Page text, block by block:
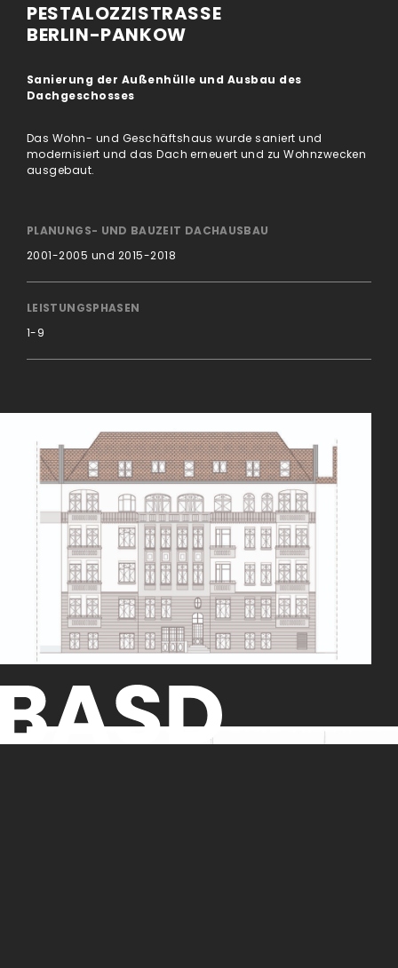
PESTALOZZISTRASSE
BERLIN-PANKOW
Sanierung der Außenhülle und Ausbau des
Dachgeschosses
Das Wohn- und Geschäftshaus wurde saniert und
modernisiert und das Dach erneuert und zu Wohnzwecken
ausgebaut.
PLANUNGS- UND BAUZEIT DACHAUSBAU
2001-2005 und 2015-2018
LEISTUNGSPHASEN
1-9